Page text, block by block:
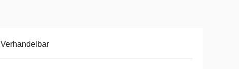
Verhandelbar